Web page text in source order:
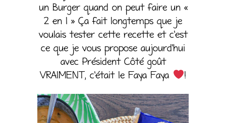
un Burger quand on peut faire un «
2 en 1 » Ça fait longtemps que je
voulais tester cette recette et c’est
ce que je vous propose aujourd’hui
avec Président Côté goût
VRAIMENT, c’était le Faya Faya
‍!